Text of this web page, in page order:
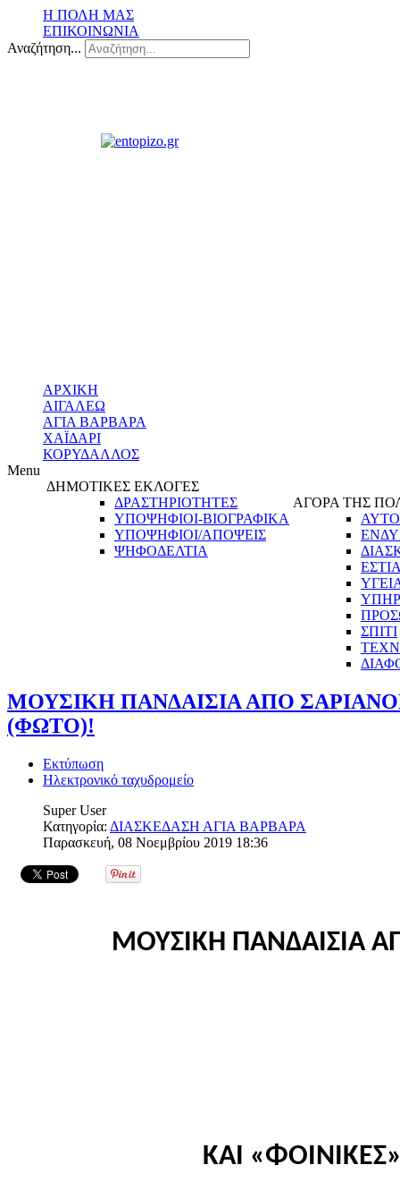
Η ΠΟΛΗ ΜΑΣ
ΕΠΙΚΟΙΝΩΝΙΑ
Αναζήτηση...
ΑΡΧΙΚΗ
ΑΙΓΑΛΕΩ
ΑΓΙΑ ΒΑΡΒΑΡΑ
ΧΑΪΔΑΡΙ
ΚΟΡΥΔΑΛΛΟΣ
Menu
ΔΗΜΟΤΙΚΕΣ ΕΚΛΟΓΕΣ
ΔΡΑΣΤΗΡΙΟΤΗΤΕΣ
ΥΠΟΨΗΦΙΟΙ-ΒΙΟΓΡΑΦΙΚΑ
ΥΠΟΨΗΦΙΟΙ/ΑΠΟΨΕΙΣ
ΨΗΦΟΔΕΛΤΙΑ
ΑΓΟΡΑ ΤΗΣ
ΣΠΙΤΙ
ΜΟΥΣΙΚΗ ΠΑΝΔΑΙΣΙΑ ΑΠΟ
(ΦΩΤΟ)!
Εκτύπωση
Ηλεκτρονικό ταχυδρομείο
Super User
Κατηγορία: ΔΙΑΣΚΕΔΑΣΗ ΑΓΙΑ ΒΑΡΒΑΡΑ
Παρασκευή, 08 Νοεμβρίου 2019 18:36
ΜΟΥΣΙΚΗ ΠΑΝΔΑΙΣΙΑ
ΚΑΙ